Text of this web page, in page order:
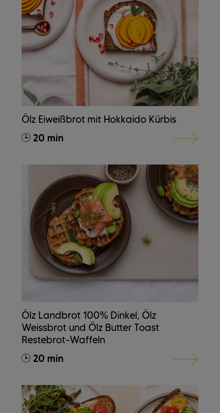
Ölz Eiweißbrot mit Hokkaido Kürbis
20 min
Ölz Landbrot 100% Dinkel, Ölz
Weissbrot und Ölz Butter Toast
Restebrot-Waffeln
20 min